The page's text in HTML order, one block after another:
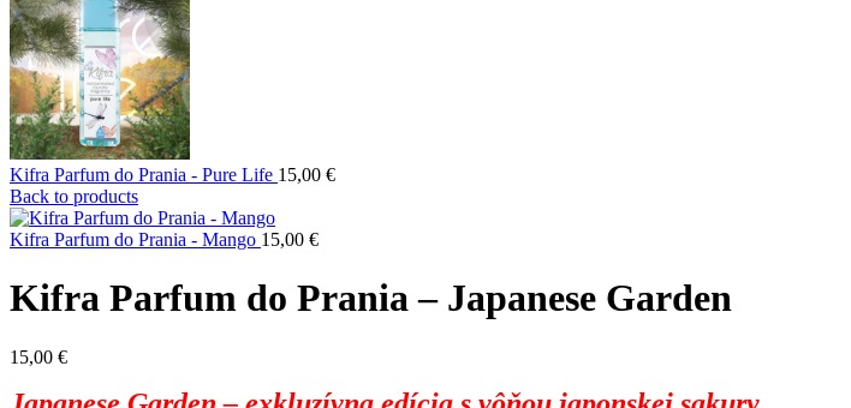
Kifra Parfum do Prania - Pure Life 15,00 €
Back to products
Kifra Parfum do Prania - Mango 15,00 €
Kifra Parfum do Prania – Japanese Garden
15,00 €